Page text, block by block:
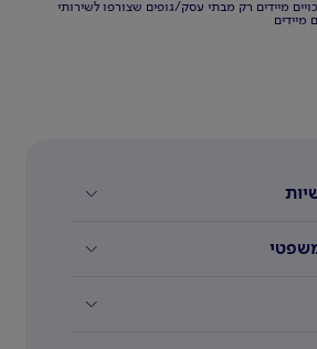
מיידים רק מבתי עסק/גופים שצורפו לשירותי
מיידים